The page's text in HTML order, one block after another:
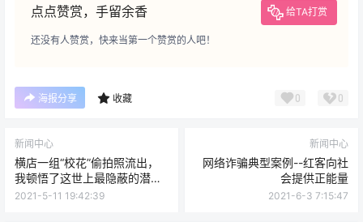
点点赞赏，手留余香 给TA打赏
还没有人赞赏，快来当第一个赞赏的人吧！
海报分享 收藏 0 0
新闻中心
横店一组“校花”偷拍照流出，
我顿悟了这世上最隐蔽的潜规
则
2021-5-11 19:42:39
新闻中心
网络诈骗典型案例--红客向社
会提供正能量
2021-6-3 7:15:47